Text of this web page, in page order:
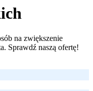
na zwiększenie
Sprawdź naszą ofertę!